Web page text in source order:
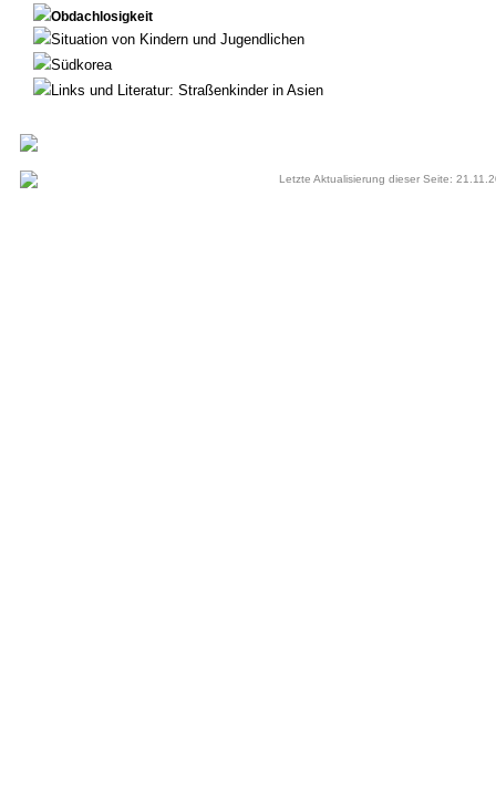
Obdachlosigkeit
Situation von Kindern und Jugendlichen
Südkorea
Links und Literatur: Straßenkinder in Asien
Letzte Aktualisierung dieser Seite: